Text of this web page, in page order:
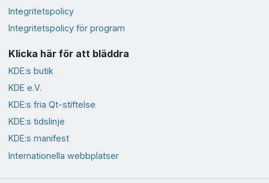
Integritetspolicy
Integritetspolicy för program
Klicka här för att bläddra
KDE:s butik
KDE e.V.
KDE:s fria Qt-stiftelse
KDE:s tidslinje
KDE:s manifest
Internationella webbplatser